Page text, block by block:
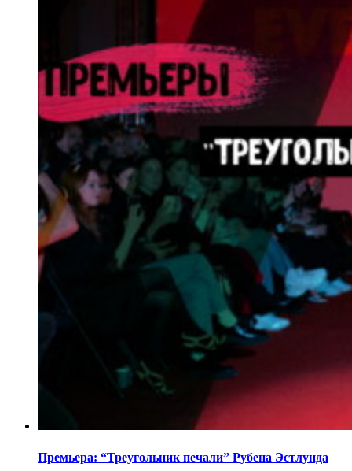
Премьера: “Треугольник печали” Рубена Эстлунда